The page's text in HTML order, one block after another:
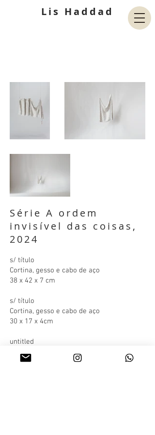
Lis Haddad
Série A ordem
invisível das coisas,
2024
s/ título
Cortina, gesso e cabo de aço
38 x 42 x 7 cm
s/ título
Cortina, gesso e cabo de aço
30 x 17 x 4cm
untitled
Curtain, plaster and steel cable
38 x 42 x 7 cm